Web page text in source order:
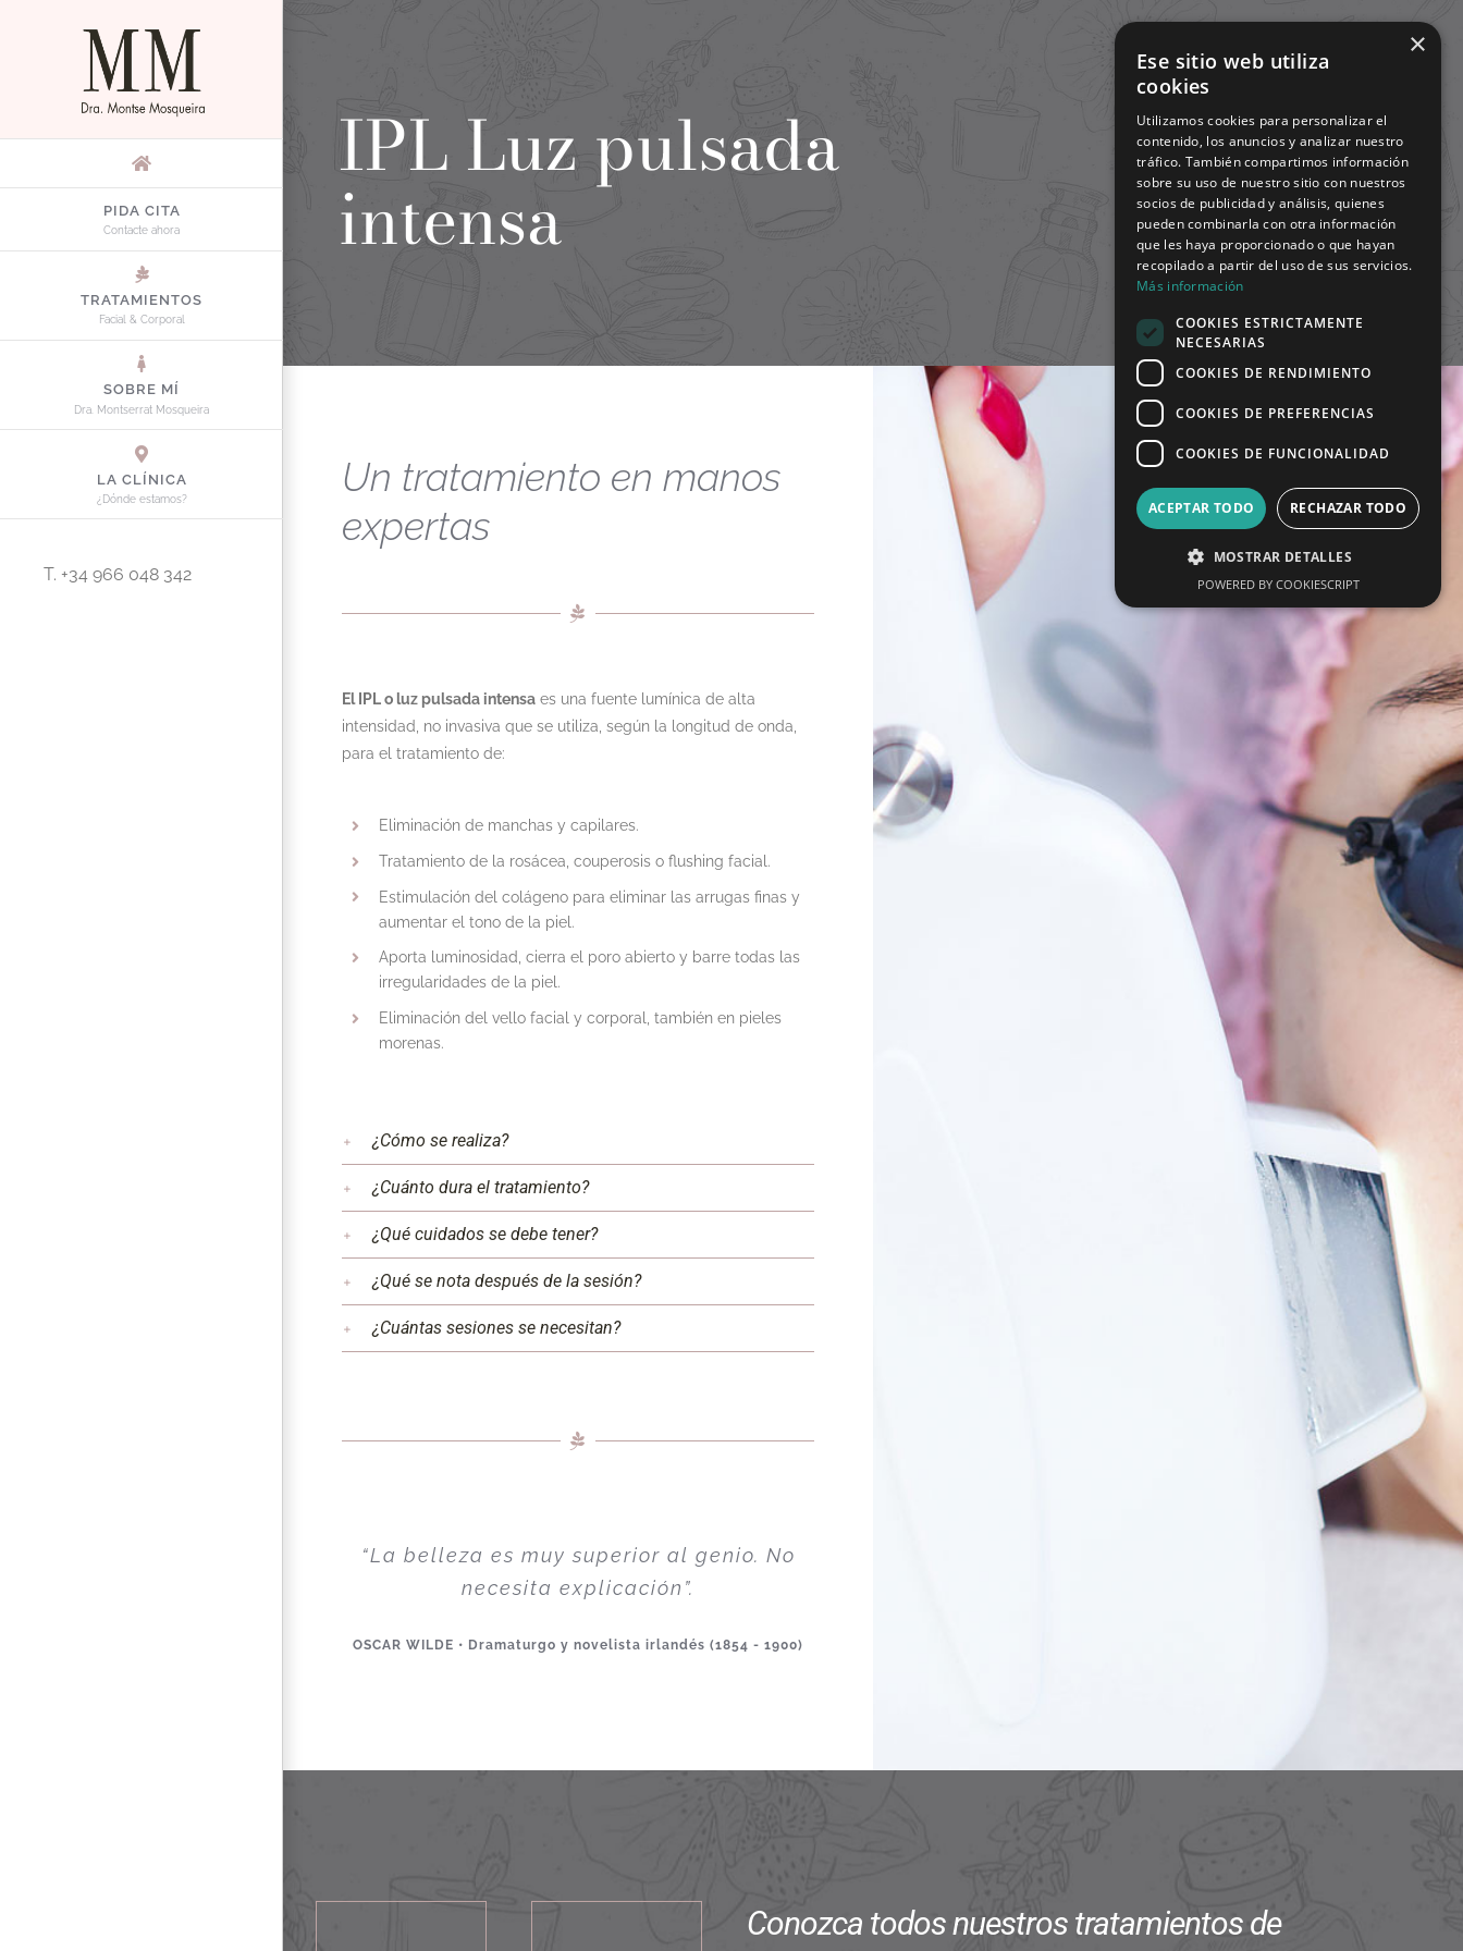
PIDA CITA
Contacte ahora
TRATAMIENTOS
Facial & Corporal
SOBRE MÍ
Dra. Montserrat Mosqueira
LA CLÍNICA
¿Dónde estamos?
T. +34 966 048 342
IPL Luz pulsada
intensa
Un tratamiento en manos
expertas
El IPL o luz pulsada intensa es una fuente lumínica de alta
intensidad, no invasiva que se utiliza, según la longitud de onda,
para el tratamiento de:
Eliminación de manchas y capilares.
Tratamiento de la rosácea, couperosis o flushing facial.
Estimulación del colágeno para eliminar las arrugas finas y
aumentar el tono de la piel.
Aporta luminosidad, cierra el poro abierto y barre todas las
irregularidades de la piel.
Eliminación del vello facial y corporal, también en pieles
morenas.
¿Cómo se realiza?
¿Cuánto dura el tratamiento?
¿Qué cuidados se debe tener?
¿Qué se nota después de la sesión?
¿Cuántas sesiones se necesitan?
“La belleza es muy superior al genio. No
necesita explicación”.
OSCAR WILDE • Dramaturgo y novelista irlandés (1854 - 1900)
Conozca todos nuestros tratamientos de
×
Ese sitio web utiliza
cookies
Utilizamos cookies para personalizar el
contenido, los anuncios y analizar nuestro
tráfico. También compartimos información
sobre su uso de nuestro sitio con nuestros
socios de publicidad y análisis, quienes
pueden combinarla con otra información
que les haya proporcionado o que hayan
recopilado a partir del uso de sus servicios.
Más información
COOKIES ESTRICTAMENTE
NECESARIAS
COOKIES DE RENDIMIENTO
COOKIES DE PREFERENCIAS
COOKIES DE FUNCIONALIDAD
ACEPTAR TODO RECHAZAR TODO
MOSTRAR DETALLES
POWERED BY COOKIESCRIPT